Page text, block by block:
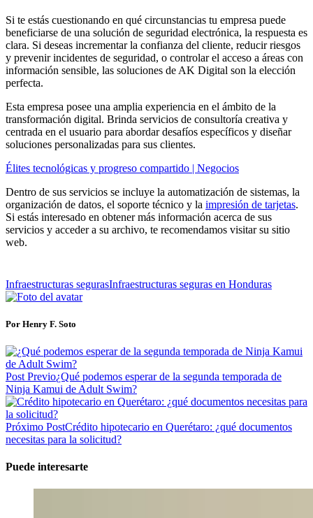
Si te estás cuestionando en qué circunstancias tu empresa puede
beneficiarse de una solución de seguridad electrónica, la respuesta es
clara. Si deseas incrementar la confianza del cliente, reducir riesgos
y prevenir incidentes de seguridad, o controlar el acceso a áreas con
información sensible, las soluciones de AK Digital son la elección
perfecta.
Esta empresa posee una amplia experiencia en el ámbito de la
transformación digital. Brinda servicios de consultoría creativa y
centrada en el usuario para abordar desafíos específicos y diseñar
soluciones personalizadas para sus clientes.
Élites tecnológicas y progreso compartido | Negocios
Dentro de sus servicios se incluye la automatización de sistemas, la
organización de datos, el soporte técnico y la impresión de tarjetas.
Si estás interesado en obtener más información acerca de sus
servicios y acceder a su archivo, te recomendamos visitar su sitio
web.
Infraestructuras segurasInfraestructuras seguras en Honduras
Por Henry F. Soto
Post Previo¿Qué podemos esperar de la segunda temporada de
Ninja Kamui de Adult Swim?
Próximo PostCrédito hipotecario en Querétaro: ¿qué documentos
necesitas para la solicitud?
Puede interesarte